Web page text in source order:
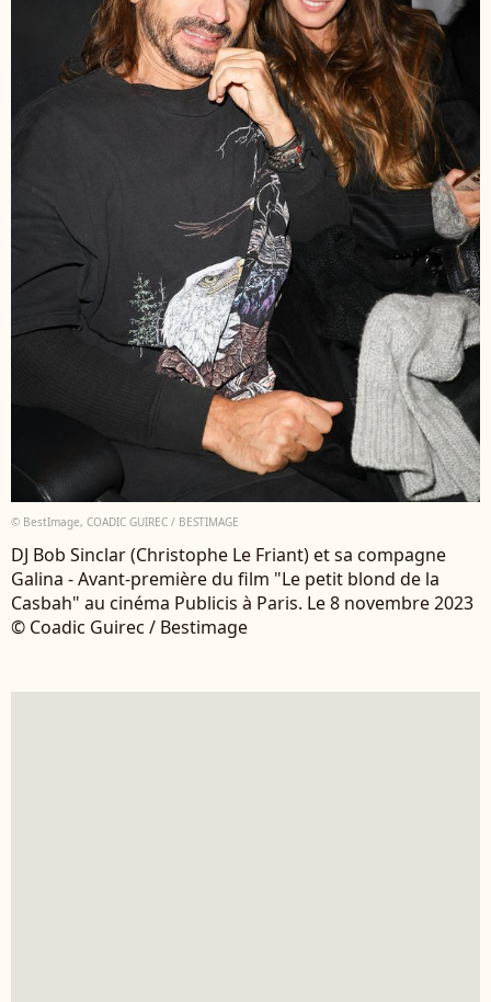
© BestImage, COADIC GUIREC / BESTIMAGE
DJ Bob Sinclar (Christophe Le Friant) et sa compagne
Galina - Avant-première du film "Le petit blond de la
Casbah" au cinéma Publicis à Paris. Le 8 novembre 2023
© Coadic Guirec / Bestimage